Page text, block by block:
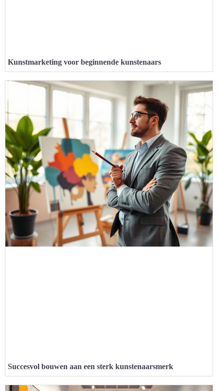
Kunstmarketing voor beginnende kunstenaars
Succesvol bouwen aan een sterk kunstenaarsmerk